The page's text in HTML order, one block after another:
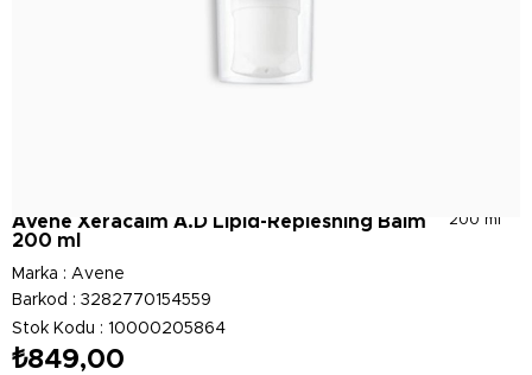
200 ml
Avene Xeracalm A.D Lipid-Repleshing Balm
200 ml
Marka : Avene
Barkod : 3282770154559
Stok Kodu
10000205864
₺849,00